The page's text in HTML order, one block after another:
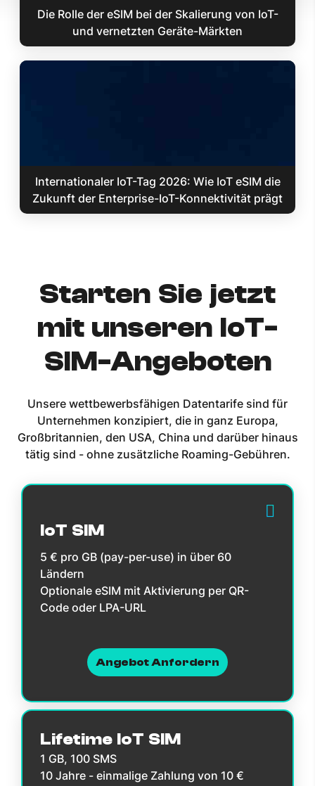
Die Rolle der eSIM bei der Skalierung von IoT-
und vernetzten Geräte-Märkten
Internationaler IoT-Tag 2026: Wie IoT eSIM die
Zukunft der Enterprise-IoT-Konnektivität prägt
Starten Sie jetzt
mit unseren IoT-
SIM-Angeboten
Unsere wettbewerbsfähigen Datentarife sind für
Unternehmen konzipiert, die in ganz Europa,
Großbritannien, den USA, China und darüber hinaus
tätig sind - ohne zusätzliche Roaming-Gebühren.
IoT SIM
5 € pro GB (pay-per-use) in über 60
Ländern
Optionale eSIM mit Aktivierung per QR-
Code oder LPA-URL
Angebot Anfordern
Lifetime IoT SIM
1 GB, 100 SMS
10 Jahre - einmalige Zahlung von 10 €